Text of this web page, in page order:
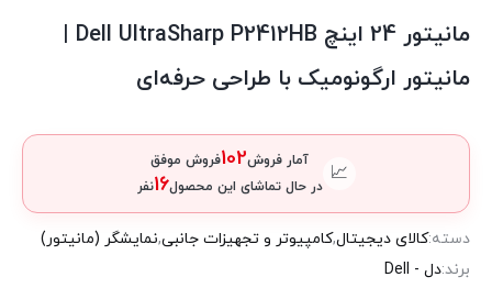
مانیتور 24 اینچ Dell UltraSharp P2412HB |
مانیتور ارگونومیک با طراحی حرفه‌ای
📈
آمار فروش102فروش موفق
در حال تماشای این محصول16نفر
دسته:کالای دیجیتال,کامپیوتر و تجهیزات جانبی,نمایشگر (مانیتور)
برند:دل - Dell